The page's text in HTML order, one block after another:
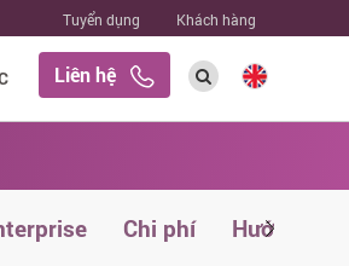
Tuyển dụng Khách hàng
Liên hệ
Chi phí Hướng